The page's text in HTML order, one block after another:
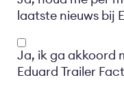
laatste nieuws bij
Privacyverklaring
Ja, ik ga akkoord
Eduard Trailer